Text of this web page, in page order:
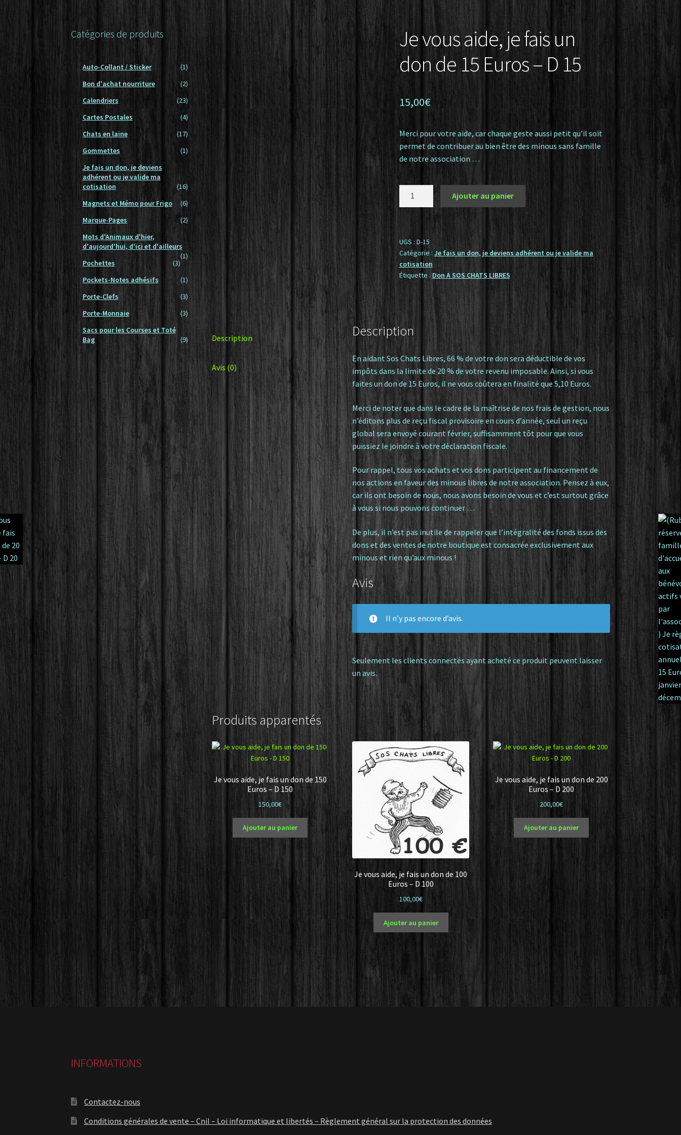
Conditions générales de vente – Cnil – Loi informatique et libertés – Règlement général sur la protection des
données
Mon compte
Je vous aide, je fais un
don de 15 Euros – D 15
15,00€
Merci pour votre aide, car chaque geste aussi petit qu’il soit
permet de contribuer au bien être des minous sans famille
de notre association …
aide,
je
fais
un
Euros
D
15
Ajouter au panier
UGS : D-15
Catégorie : Je fais un don, je deviens adhérent ou je valide ma
cotisation
Étiquette : Don A SOS CHATS LIBRES
Description
Avis (0)
Description
En aidant Sos Chats Libres, 66 % de votre don sera déductible de vos
impôts dans la limite de 20 % de votre revenu imposable. Ainsi, si vous
faites un don de 15 Euros, il ne vous coûtera en finalité que 5,10 Euros.
Merci de noter que dans le cadre de la maîtrise de nos frais de gestion, nous
n’éditons plus de reçu fiscal provisoire en cours d’année, seul un reçu
global sera envoyé courant février, suffisamment tôt pour que vous
puissiez le joindre à votre déclaration fiscale.
Pour rappel, tous vos achats et vos dons participent au financement de
nos actions en faveur des minous libres de notre association. Pensez à eux,
car ils ont besoin de nous, nous avons besoin de vous et c’est surtout grâce
à vous si nous pouvons continuer …
De plus, il n’est pas inutile de rappeler que l’intégralité des fonds issus des
dons et des ventes de notre boutique est consacrée exclusivement aux
minous et rien qu’aux minous !
Avis
Il n’y pas encore d’avis.
Seulement les clients connectés ayant acheté ce produit peuvent laisser
un avis.
Produits apparentés
Je vous aide, je fais un don de 150
Euros – D 150
150,00€
Ajouter au panier
Je vous aide, je fais un don de 100
Euros – D 100
100,00€
Ajouter au panier
Je vous aide, je fais un don de 200
Euros – D 200
200,00€
Ajouter au panier
Catégories de produits
Auto-Collant / Sticker
(1)
Bon d'achat nourriture
(2)
Calendriers
(23)
Cartes Postales
(4)
Chats en laine
(17)
Gommettes
(1)
Je fais un don, je deviens
adhérent ou je valide ma
cotisation
(16)
Magnets et Mémo pour Frigo
(6)
Marque-Pages
(2)
Mots d'Animaux d'hier,
d'aujourd'hui, d'ici et d'ailleurs
(1)
Pochettes
(3)
Pockets-Notes adhésifs
(1)
Porte-Clefs
(3)
Porte-Monnaie
(3)
Sacs pour les Courses et Toté
Bag
(9)
INFORMATIONS
Contactez-nous
Conditions générales de vente – Cnil – Loi informatique et libertés – Règlement général sur la protection des données